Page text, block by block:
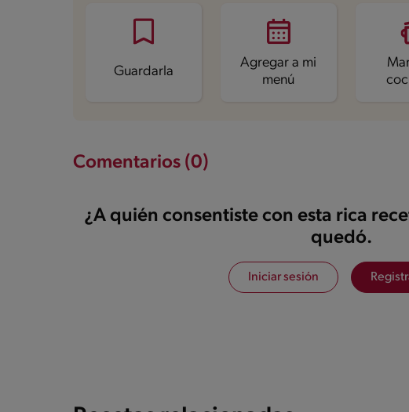
Guardarla
Agregar a mi
menú
Comentarios (0)
¿A quién consentiste con esta rica
quedó.
Iniciar sesión